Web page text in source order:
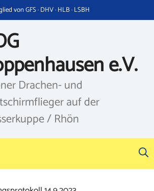
von GFS · DHV · HLB · LSBH
e.V.
Drachen- und
auf der
/ Rhön